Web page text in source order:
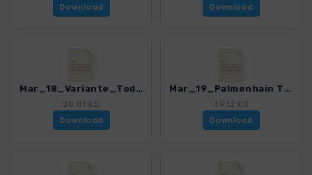
Download
Download
Mar_18_Variante_Todra.gpx
20.81 KB
Download
Mar_19_Palmenhain Tinerhir.gpx
49.12 KB
Download